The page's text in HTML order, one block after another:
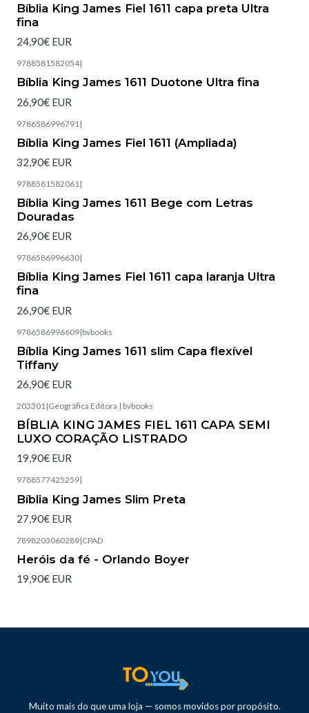
Bíblia King James Fiel 1611 capa preta Ultra
fina
24,90€ EUR
9788581582054|
Bíblia King James 1611 Duotone Ultra fina
26,90€ EUR
9786586996791 |
Bíblia King James Fiel 1611 (Ampliada)
32,90€ EUR
9788581582061 |
Bíblia King James 1611 Bege com Letras
Douradas
26,90€ EUR
9786586996630|
Bíblia King James Fiel 1611 capa laranja Ultra
fina
26,90€ EUR
9786586996609|bvbooks
Bíblia King James 1611 slim Capa flexível
Tiffany
26,90€ EUR
203301|Geográfica Editora | bvbooks
BÍBLIA KING JAMES FIEL 1611 CAPA SEMI
LUXO CORAÇÃO LISTRADO
19,90€ EUR
9788577425259|
Bíblia King James Slim Preta
27,90€ EUR
7898203060289|CPAD
Heróis da fé - Orlando Boyer
19,90€ EUR
Muito mais do que uma loja — somos movidos por propósito.